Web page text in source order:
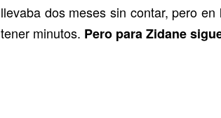
llevaba dos meses sin contar, pero
tener minutos. Pero para Zidane